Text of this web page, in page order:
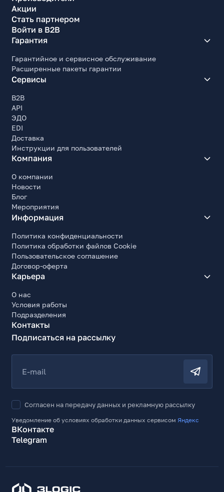
Акции
Стать партнером
Войти в B2B
Гарантия
Гарантийное и сервисное обслуживание
Расширенные пакеты гарантии
Сервисы
B2B
API
ЭДО
EDI
Доставка
Инструкции для пользователей
Компания
О компании
Новости
Блог
Мероприятия
Информация
Политика конфиденциальности
Политика обработки файлов Cookie
Пользовательское соглашение
Договор-оферта
Карьера
О нас
Условия работы
Подразделения
Контакты
Подписаться на рассылку
E-mail
Согласен на передачу данных и рекламную рассылку
Уведомление об условиях обработки данных сервисомЯндекс
ВКонтакте
Telegram